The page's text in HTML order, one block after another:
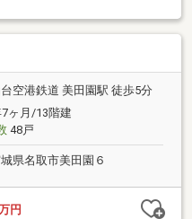
キッチンはIHクッキングヒ
の浄水器付◇浴室は1418サ
時期にも便利な換気乾燥
少ないフラットフロア設計
ス採用マンション◇敷地内
平置き駐車場の場合、月
場合月額：3 000円～7 000
ーシステム採用◇宅配ボッ
規約による制限有）
空港鉄道 美田園駅 徒歩5分
ヶ月/13階建
48戸
県名取市美田園６
円